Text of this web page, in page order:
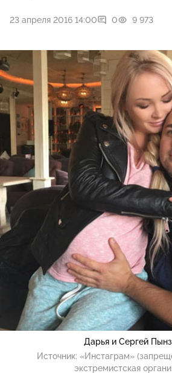
23 апреля 2016 14:00 0 9 973
Дарья и Сергей
Источник: «Инстаграм»
экстремистская